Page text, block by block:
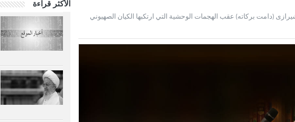
(دامت برکاته) عقب الهجمات الوحشية التي ارتکبها الکيان الصهیوني
الأكثر قراءة